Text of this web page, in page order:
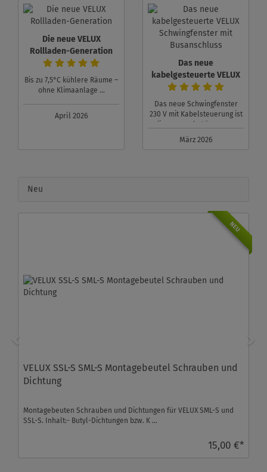
Die neue VELUX
Rollladen-Generation
Bis zu 7,5°C kühlere Räume –
ohne Klimaanlage ...
April 2026
Das neue
kabelgesteuerte VELUX
Schwingfenster mit
Busanschluss
Das neue Schwingfenster
230 V mit Kabelsteuerung ist
die passende Lösung... ...
März 2026
Neu
NEU
VELUX SSL-S SML-S Montagebeutel Schrauben und
Dichtung
Montagebeuten Schrauben und Dichtungen für VELUX SML-S und
SSL-S. Inhalt:- Butyl-Dichtungen bzw. K ...
15,00 €*